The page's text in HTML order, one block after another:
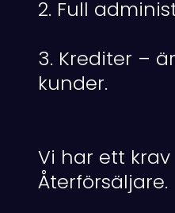
2. Full
3. Krediter –
kunder.
Vi har ett
Återförsäljare.